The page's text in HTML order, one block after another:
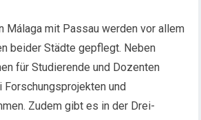
Málaga mit Passau werden vor allem
beider Städte gepflegt. Neben
für Studierende und Dozenten
Forschungsprojekten und
Zudem gibt es in der Drei-